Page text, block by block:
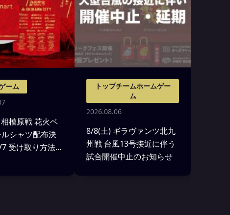
ーム
模原戦 花火ベ
シャツ配布決
受け取り方法
トップチームホームゲー
ム
2026.08.06
8/8(土) ギラヴァンツ北九
州戦 台風13号接近に伴う
試合開催中止のお知らせ